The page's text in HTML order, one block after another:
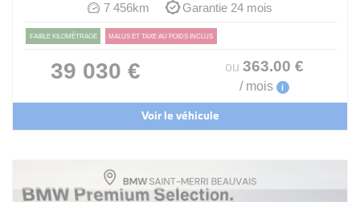
7 456km
Garantie 24 mois
FAIBLE KILOMÉTRAGE MALUS ET TAXE AU POIDS INCLUS
39 030 € ou 363.00 €
/ mois i
Voir le véhicule